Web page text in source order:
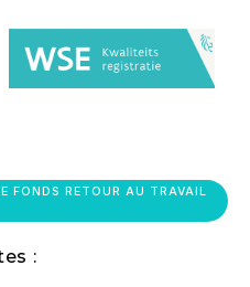
FONDS RETOUR AU TRAVAIL
: